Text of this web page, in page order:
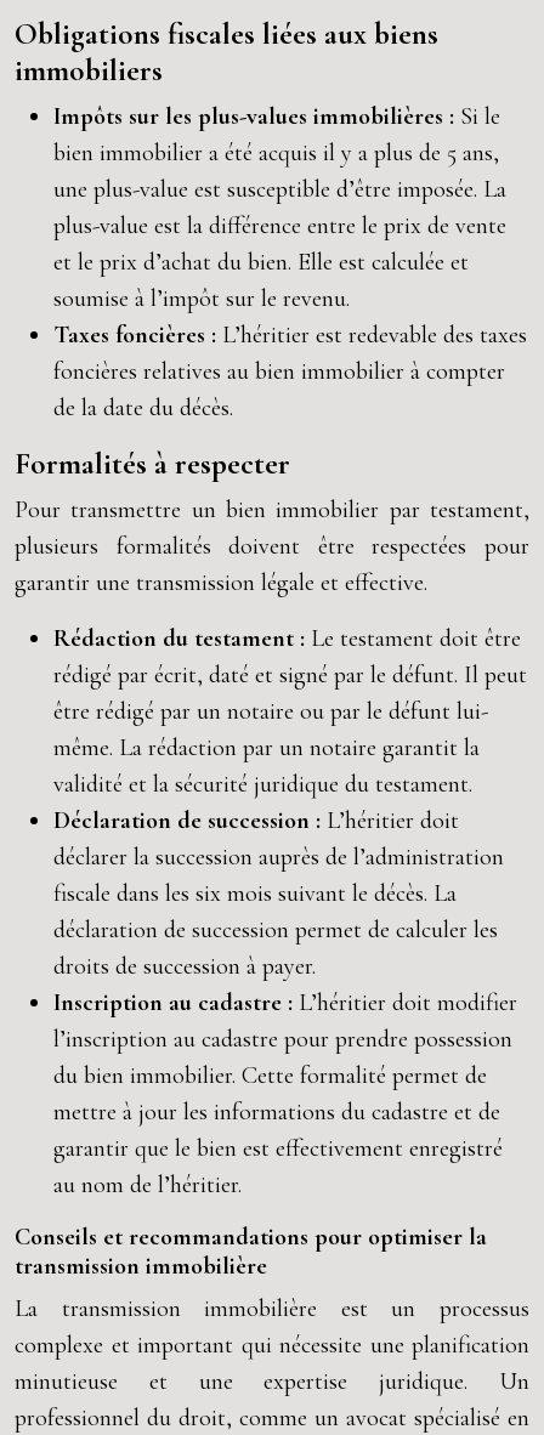
Obligations fiscales liées aux biens
immobiliers
Impôts sur les plus-values immobilières : Si le
bien immobilier a été acquis il y a plus de 5 ans,
une plus-value est susceptible d’être imposée. La
plus-value est la différence entre le prix de vente
et le prix d’achat du bien. Elle est calculée et
soumise à l’impôt sur le revenu.
Taxes foncières : L’héritier est redevable des taxes
foncières relatives au bien immobilier à compter
de la date du décès.
Formalités à respecter
Pour transmettre un bien immobilier par testament,
plusieurs formalités doivent être respectées pour
garantir une transmission légale et effective.
Rédaction du testament : Le testament doit être
rédigé par écrit, daté et signé par le défunt. Il peut
être rédigé par un notaire ou par le défunt lui-
même. La rédaction par un notaire garantit la
validité et la sécurité juridique du testament.
Déclaration de succession : L’héritier doit
déclarer la succession auprès de l’administration
fiscale dans les six mois suivant le décès. La
déclaration de succession permet de calculer les
droits de succession à payer.
Inscription au cadastre : L’héritier doit modifier
l’inscription au cadastre pour prendre possession
du bien immobilier. Cette formalité permet de
mettre à jour les informations du cadastre et de
garantir que le bien est effectivement enregistré
au nom de l’héritier.
Conseils et recommandations pour optimiser la
transmission immobilière
La transmission immobilière est un processus
complexe et important qui nécessite une planification
minutieuse et une expertise juridique. Un
professionnel du droit, comme un avocat spécialisé en